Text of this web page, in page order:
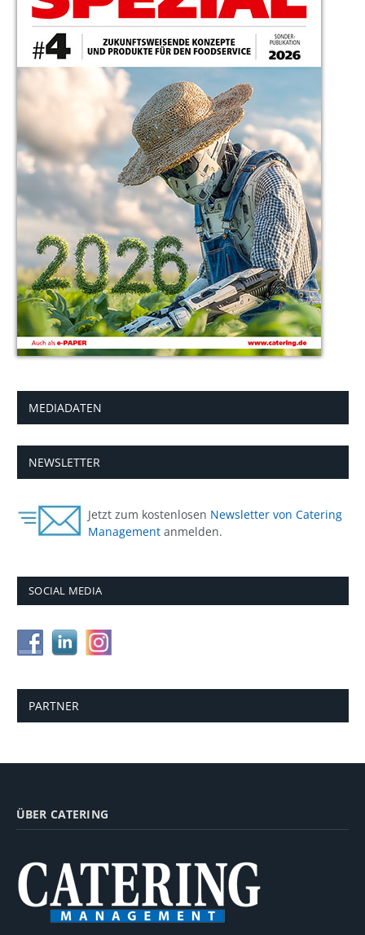
MEDIADATEN
NEWSLETTER
Jetzt zum kostenlosen Newsletter von Catering
Management anmelden.
SOCIAL MEDIA
PARTNER
ÜBER CATERING